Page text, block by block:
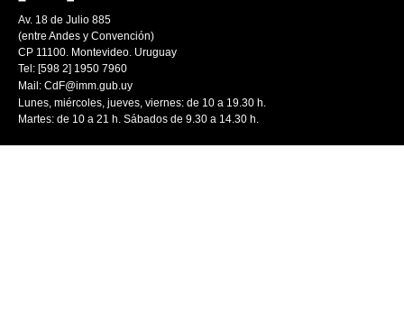
Av. 18 de Julio 885
(entre Andes y Convención)
CP 11100. Montevideo. Uruguay
Tel: [598 2] 1950 7960
Mail: CdF@imm.gub.uy
Lunes, miércoles, jueves, viernes: de 10 a 19.30 h.
Martes: de 10 a 21 h. Sábados de 9.30 a 14.30 h.